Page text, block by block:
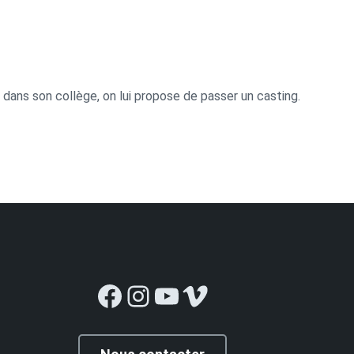
son collège, on lui propose de passer un casting.
Facebook
Instagram
YouTube
Vimeo